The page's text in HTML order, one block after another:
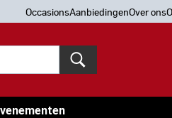
OccasionsAanbiedingenOver ons